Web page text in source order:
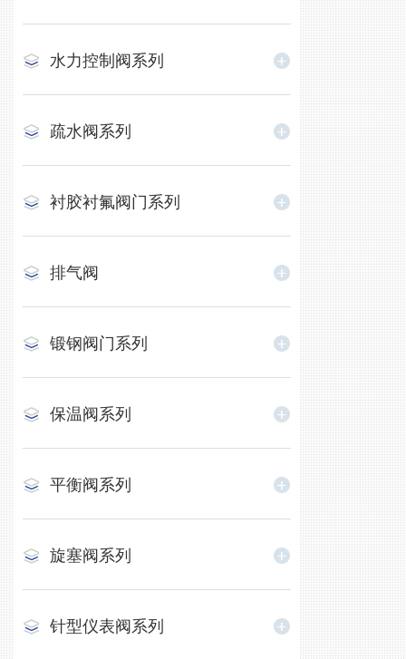
水力控制阀系列
疏水阀系列
衬胶衬氟阀门系列
排气阀
锻钢阀门系列
保温阀系列
平衡阀系列
旋塞阀系列
针型仪表阀系列